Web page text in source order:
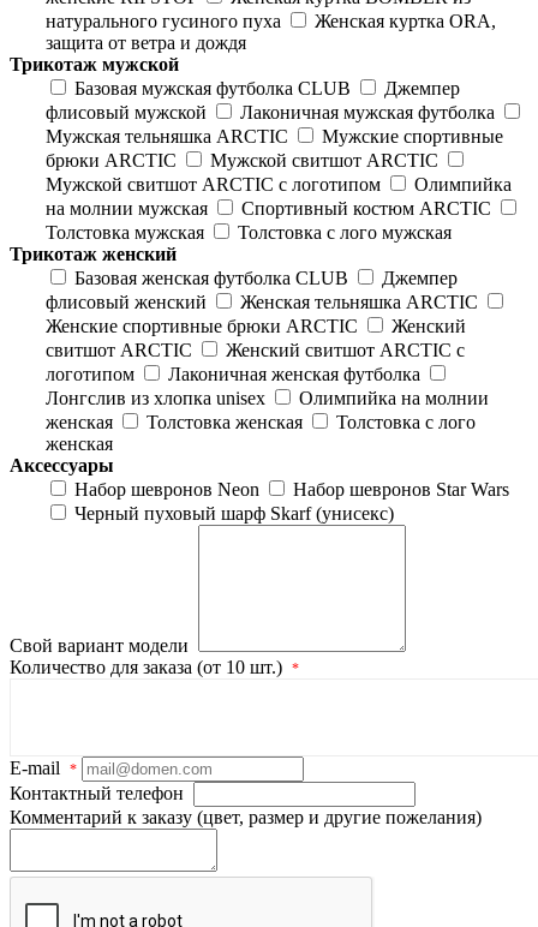
натурального гусиного пуха
Женская куртка ORA,
защита от ветра и дождя
Трикотаж мужской
Базовая мужская футболка CLUB
Джемпер
флисовый мужской
Лаконичная мужская футболка
Мужская тельняшка ARCTIC
Мужские спортивные
брюки ARCTIC
Мужской свитшот ARCTIC
Мужской свитшот ARCTIC с логотипом
Олимпийка
на молнии мужская
Спортивный костюм ARCTIC
Толстовка мужская
Толстовка с лого мужская
Трикотаж женский
Базовая женская футболка CLUB
Джемпер
флисовый женский
Женская тельняшка ARCTIC
Женские спортивные брюки ARCTIC
Женский
свитшот ARCTIC
Женский свитшот ARCTIC с
логотипом
Лаконичная женская футболка
Лонгслив из хлопка unisex
Олимпийка на молнии
женская
Толстовка женская
Толстовка с лого
женская
Аксессуары
Набор шевронов Neon
Набор шевронов Star Wars
Черный пуховый шарф Skarf (унисекс)
Свой вариант модели
Количество для заказа (от 10 шт.) *
E-mail *
Контактный телефон
Комментарий к заказу (цвет, размер и другие пожелания)